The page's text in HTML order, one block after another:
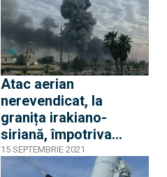
Atac aerian
nerevendicat, la
granița irakiano-
siriană, împotriva
Forțelor de Mobilizare
Populară
15 SEPTEMBRIE 2021